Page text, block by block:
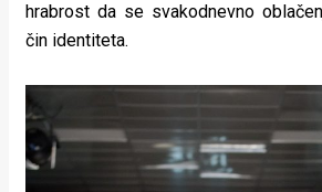
hrabrost da se svakodnevno
čin identiteta.